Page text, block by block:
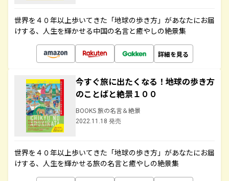
世界を４０年以上歩いてきた「地球の歩き方」があなたにお届
けする、人生を輝かせる中国の名言と癒やしの絶景集
詳細を見る
今すぐ旅に出たくなる！地球の歩き方
のことばと絶景１００
BOOKS 旅の名言＆絶景
2022.11.18 発売
世界を４０年以上歩いてきた「地球の歩き方」があなたにお届
けする、人生を輝かせる旅の名言と癒やしの絶景集